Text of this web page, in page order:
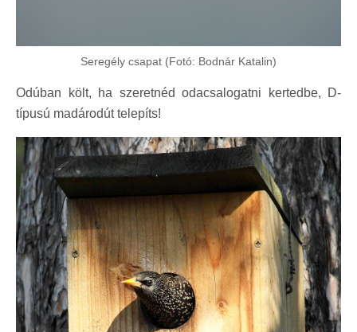
Seregély csapat (Fotó: Bodnár Katalin)
Odúban költ, ha szeretnéd odacsalogatni kertedbe, D-
típusú madárodút telepíts!